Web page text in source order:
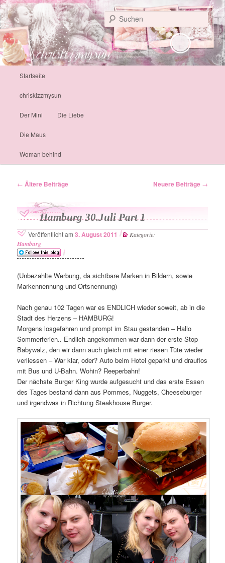
chriskizzmysun
Personal Life
Zum Inhalt wechseln
Zum sekundären Inhalt wechseln
Startseite
chriskizzmysun
Der Mini Die Liebe
Die Maus
Woman behind
Artikelnavigation
← Ältere Beiträge Neuere Beiträge →
Hamburg 30.Juli Part 1
Veröffentlicht am3. August 2011 Kategorie:
Hamburg
(Unbezahlte Werbung, da sichtbare Marken in Bildern, sowie
Markennennung und Ortsnennung)
Nach genau 102 Tagen war es ENDLICH wieder soweit, ab in die
Stadt des Herzens – HAMBURG!
Morgens losgefahren und prompt im Stau gestanden – Hallo
Sommerferien.. Endlich angekommen war dann der erste Stop
Babywalz, den wir dann auch gleich mit einer riesen Tüte wieder
verliessen – War klar, oder? Auto beim Hotel geparkt und drauflos
mit Bus und U-Bahn. Wohin? Reeperbahn!
Der nächste Burger King wurde aufgesucht und das erste Essen
des Tages bestand dann aus Pommes, Nuggets, Cheeseburger
und irgendwas in Richtung Steakhouse Burger.